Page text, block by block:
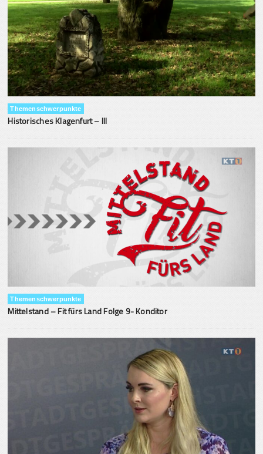
Themenschwerpunkte
Historisches Klagenfurt – III
Themenschwerpunkte
Mittelstand – Fit fürs Land Folge 9- Konditor